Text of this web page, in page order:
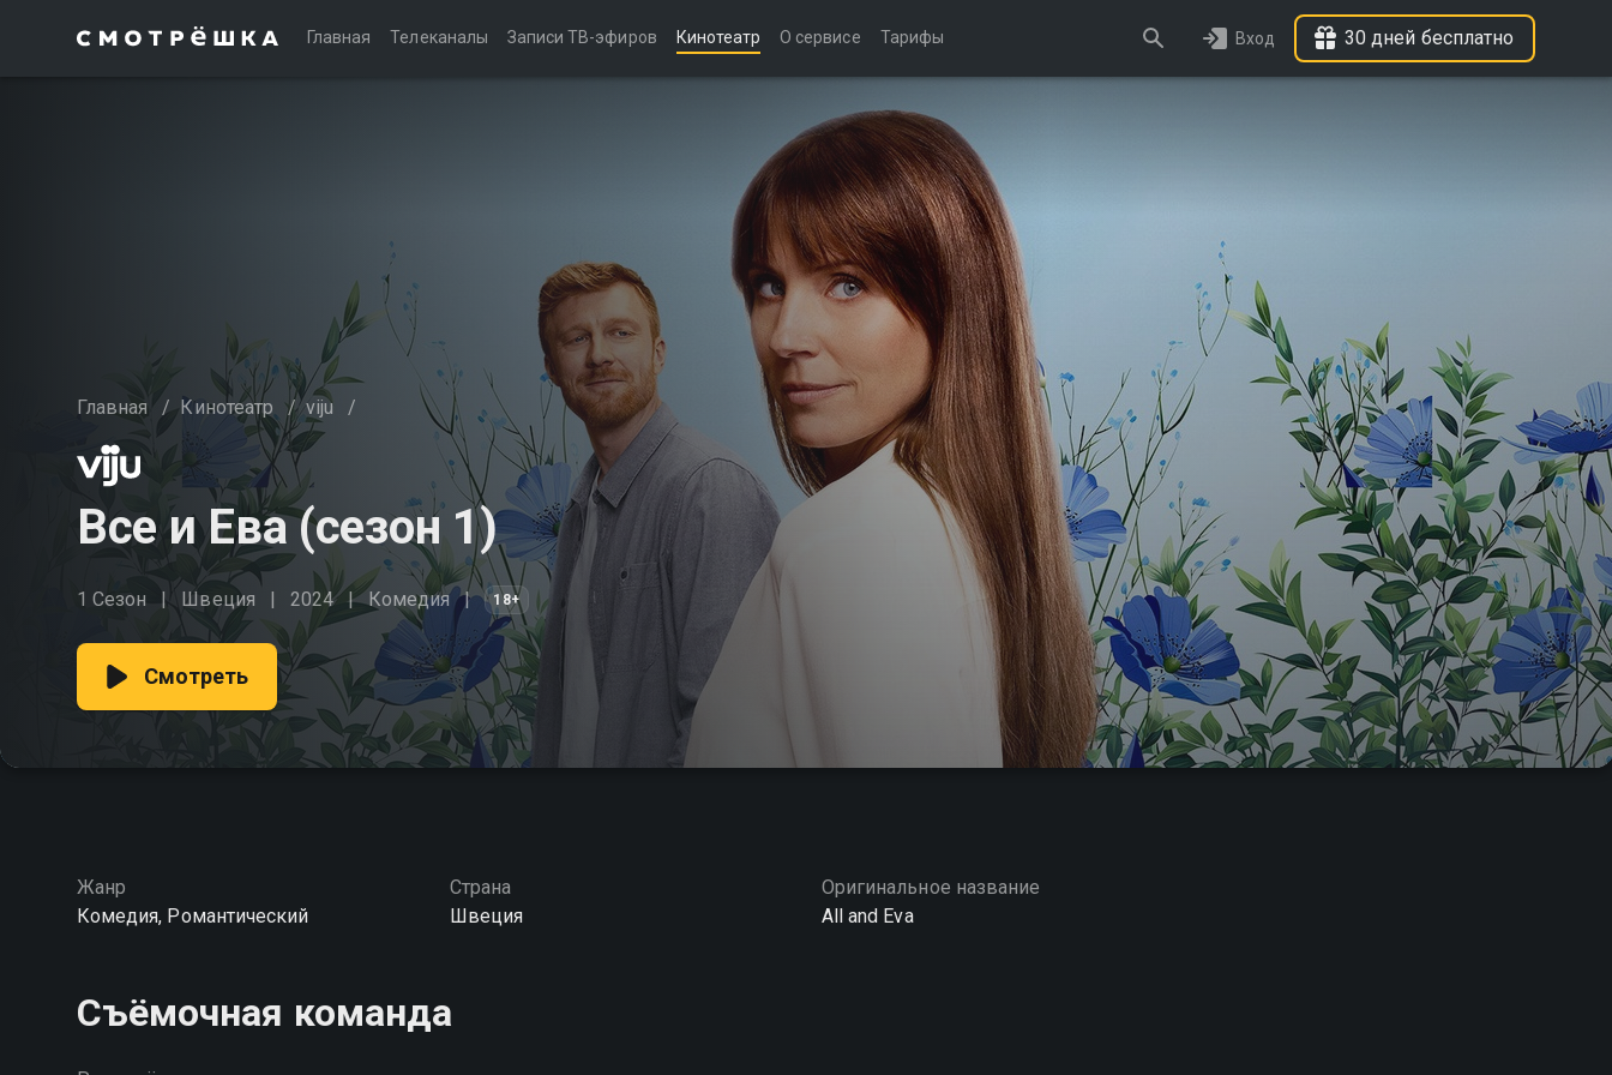
Главная Телеканалы Записи ТВ-эфиров Кинотеатр О сервисе Тарифы Вход 30 дней бесплатно
Главная / Кинотеатр / viju /
Все и Ева (сезон 1)
1 Сезон Швеция 2024 Комедия 18+
Смотреть
Жанр
Комедия, Романтический
Страна
Швеция
Оригинальное название
All and Eva
Съёмочная команда